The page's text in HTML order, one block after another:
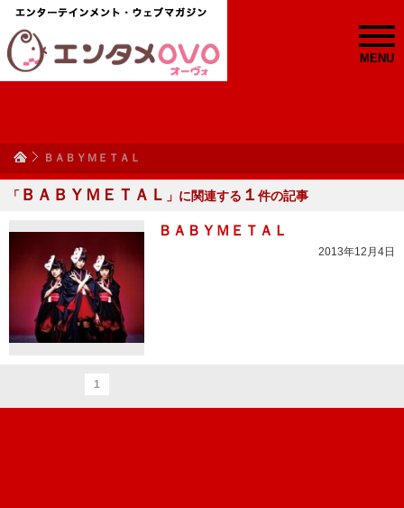
MENU
ＢＡＢＹＭＥＴＡＬ
「 ＢＡＢＹＭＥＴＡＬ 」に関連する １ 件の記事
ＢＡＢＹＭＥＴＡＬ
2013年12月4日
1